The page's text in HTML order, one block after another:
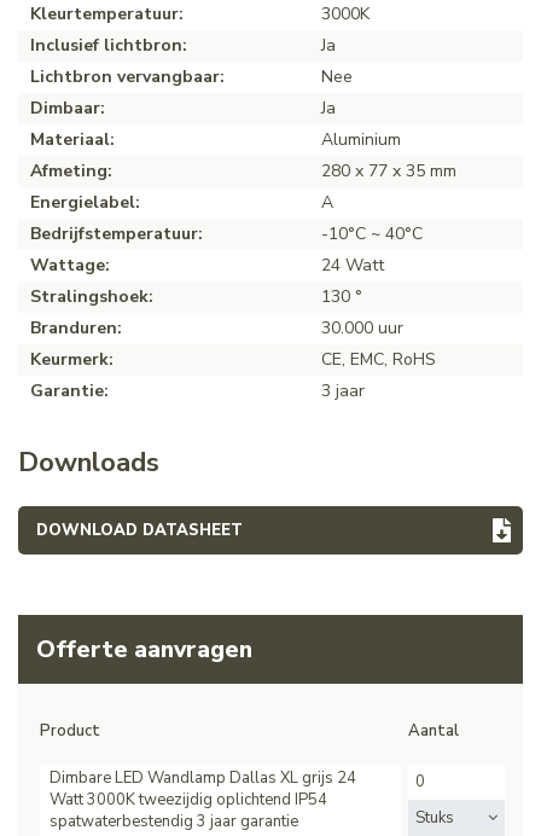
Kleurtemperatuur:
3000K
Inclusief lichtbron:
Ja
Lichtbron vervangbaar:
Nee
Dimbaar:
Ja
Materiaal:
Aluminium
Afmeting:
280 x 77 x 35 mm
Energielabel:
A
Bedrijfstemperatuur:
-10°C ~ 40°C
Wattage:
24 Watt
Stralingshoek:
130 °
Branduren:
30.000 uur
Keurmerk:
CE, EMC, RoHS
Garantie:
3 jaar
Downloads
DOWNLOAD DATASHEET
Offerte aanvragen
Product Aantal
Dimbare LED Wandlamp Dallas XL grijs 24
Watt 3000K tweezijdig oplichtend IP54
spatwaterbestendig 3 jaar garantie
Stuks